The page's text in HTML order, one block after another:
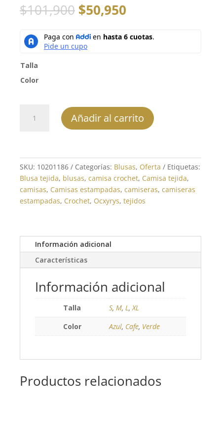
$101,900 El
precio
original
era:
$101,900.
$50,950
actual
es:
Talla
Color
Añadir al carrito
SKU: 10201186 Categorías: Blusas, Oferta
Etiquetas:
Blusa tejida, blusas, camisa crochet, Camisa tejida,
camisas, Camisas estampadas, camiseras, camiseras
estampadas, Crochet, Ocxyrys, tejidos
Información adicional
Características
Información adicional
Talla S, M, L,XL
Color
Azul, Cafe, Verde
Productos relacionados